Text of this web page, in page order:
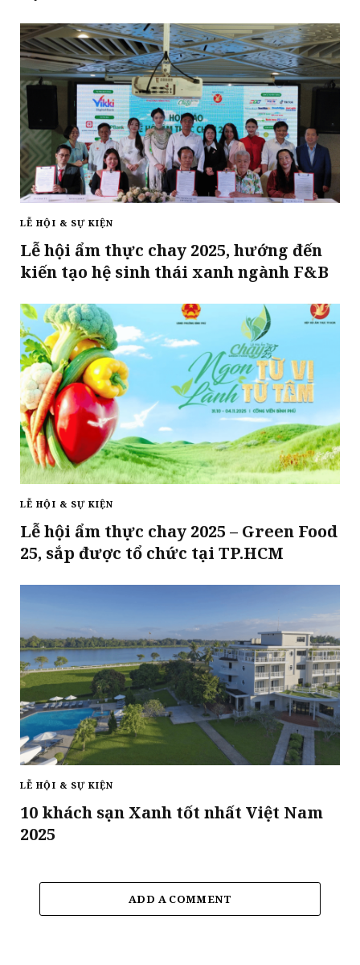
LỄ HỘI & SỰ KIỆN
Lễ hội ẩm thực chay 2025, hướng đến
kiến tạo hệ sinh thái xanh ngành F&B
LỄ HỘI & SỰ KIỆN
Lễ hội ẩm thực chay 2025 – Green Food
25, sắp được tổ chức tại TP.HCM
LỄ HỘI & SỰ KIỆN
10 khách sạn Xanh tốt nhất Việt Nam
2025
ADD A COMMENT